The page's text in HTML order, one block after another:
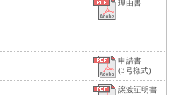
理由書
申請書
(3号様式)
譲渡証明書